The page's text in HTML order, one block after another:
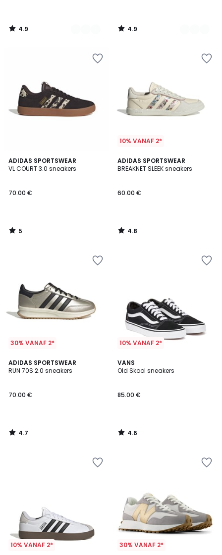
4.9
/
4.9
/
ADIDAS SPORTSWEAR
VL COURT 3.0 sneakers
70.00 €
5
/
5
/
10% VANAF 2*
ADIDAS SPORTSWEAR
BREAKNET SLEEK sneakers
60.00 €
4.8
/ 5
4.8
/
30% VANAF 2*
ADIDAS SPORTSWEAR
RUN 70S 2.0 sneakers
70.00 €
4.7
/ 5
4.7
/
10% VANAF 2*
VANS
Old Skool sneakers
85.00 €
4.6
/ 5
4.6
/
10% VANAF 2* 30% VANAF 2*